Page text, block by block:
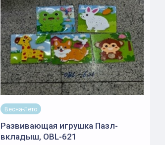
Весна-Лето
Развивающая игрушка Пазл-
вкладыш, OBL-621